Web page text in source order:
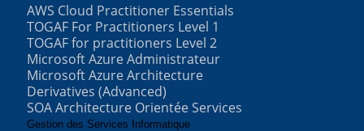
AWS Cloud Practitioner Essentials
TOGAF For Practitioners Level 1
TOGAF for practitioners Level 2
Microsoft Azure Administrateur
Microsoft Azure Architecture
Derivatives (Advanced)
SOA Architecture Orientée Services
Gestion des Services Informatique